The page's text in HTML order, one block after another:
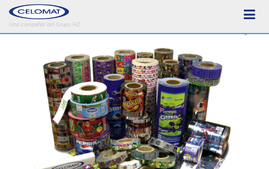
Una compañía del Grupo HZ